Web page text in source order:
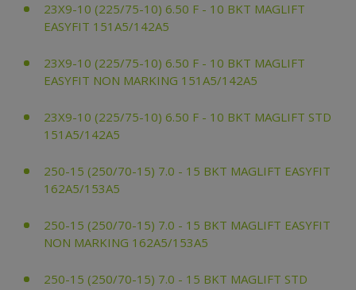
23X9-10 (225/75-10) 6.50 F - 10 BKT MAGLIFT
EASYFIT 151A5/142A5
23X9-10 (225/75-10) 6.50 F - 10 BKT MAGLIFT
EASYFIT NON MARKING 151A5/142A5
23X9-10 (225/75-10) 6.50 F - 10 BKT MAGLIFT STD
151A5/142A5
250-15 (250/70-15) 7.0 - 15 BKT MAGLIFT EASYFIT
162A5/153A5
250-15 (250/70-15) 7.0 - 15 BKT MAGLIFT EASYFIT
NON MARKING 162A5/153A5
250-15 (250/70-15) 7.0 - 15 BKT MAGLIFT STD